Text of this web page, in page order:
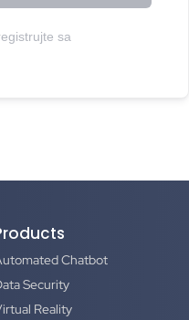
sa
Chatbot
Security
Reality